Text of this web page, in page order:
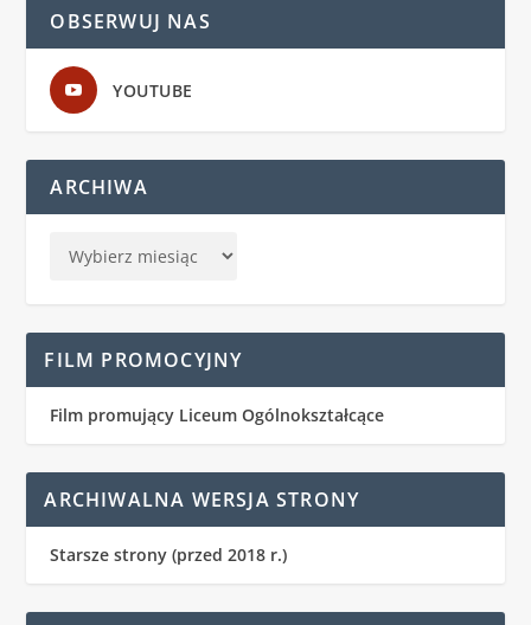
OBSERWUJ NAS
YOUTUBE
ARCHIWA
FILM PROMOCYJNY
Film promujący Liceum Ogólnokształcące
ARCHIWALNA WERSJA STRONY
Starsze strony (przed 2018 r.)